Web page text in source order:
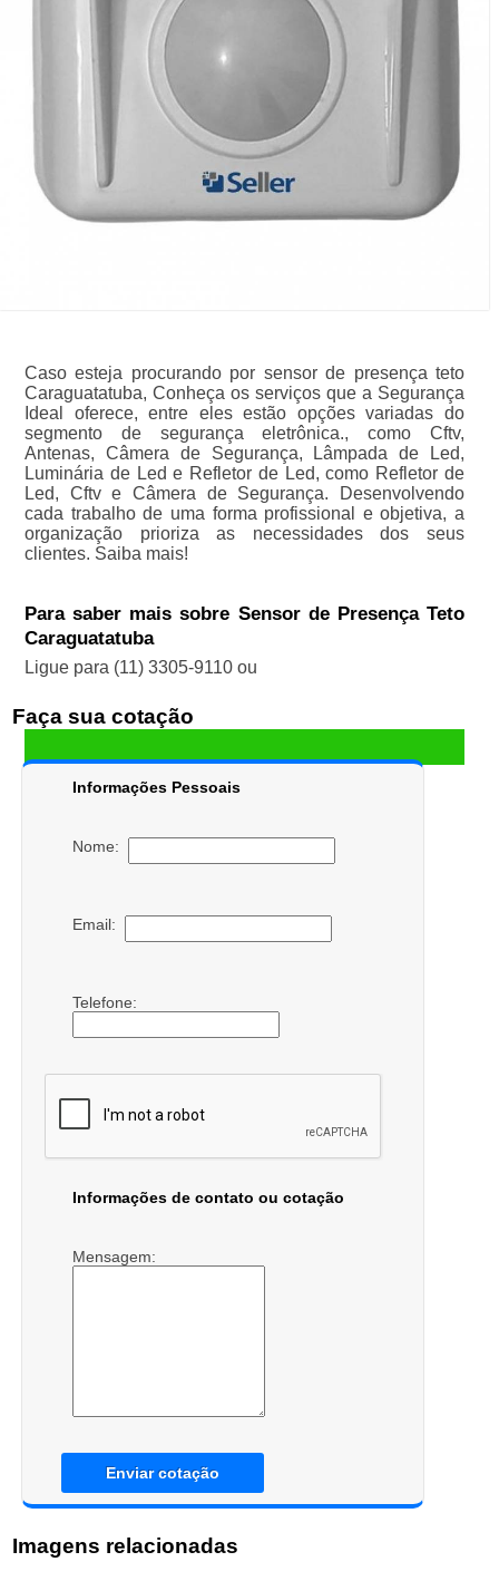
Caso esteja procurando por sensor de presença teto
Caraguatatuba, Conheça os serviços que a Segurança
Ideal oferece, entre eles estão opções variadas do
segmento de segurança eletrônica., como Cftv,
Antenas, Câmera de Segurança, Lâmpada de Led,
Luminária de Led e Refletor de Led, como Refletor de
Led, Cftv e Câmera de Segurança. Desenvolvendo
cada trabalho de uma forma profissional e objetiva, a
organização prioriza as necessidades dos seus
clientes. Saiba mais!
Para saber mais sobre Sensor de Presença Teto
Caraguatatuba
Ligue para (11) 3305-9110ou
Faça sua cotação
Informações Pessoais
Nome:
Email:
Telefone:
Informações de contato ou cotação
Mensagem:
Enviar cotação
Imagens relacionadas